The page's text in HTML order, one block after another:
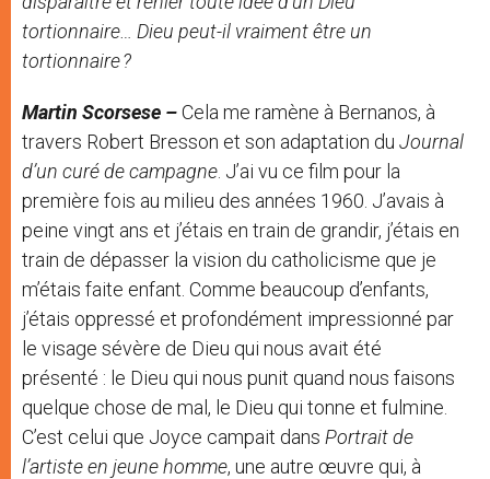
tortionnaire… Dieu peut-il vraiment être un
tortionnaire ?
Martin Scorsese –Cela me ramène à Bernanos, à
travers Robert Bresson et son adaptation du Journal
d’un curé de campagne . J’ai vu ce film pour la
première fois au milieu des années 1960. J’avais à
peine vingt ans et j’étais en train de grandir, j’étais en
train de dépasser la vision du catholicisme que je
m’étais faite enfant. Comme beaucoup d’enfants,
j’étais oppressé et profondément impressionné par
le visage sévère de Dieu qui nous avait été
présenté : le Dieu qui nous punit quand nous faisons
quelque chose de mal, le Dieu qui tonne et fulmine.
C’est celui que Joyce campait dans Portrait de
l’artiste en jeune homme, une autre œuvre qui, à